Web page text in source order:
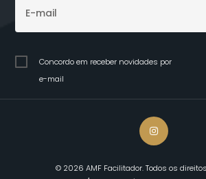
Concordo em receber novidades por
e-mail
© 2026 AMF Facilitador. Todos os